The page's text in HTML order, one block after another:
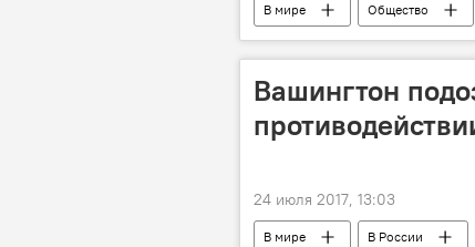
В мире Общество
AlphaBay
полиция
Вашингтон
24 июля 2017, 13:03
В мире В России